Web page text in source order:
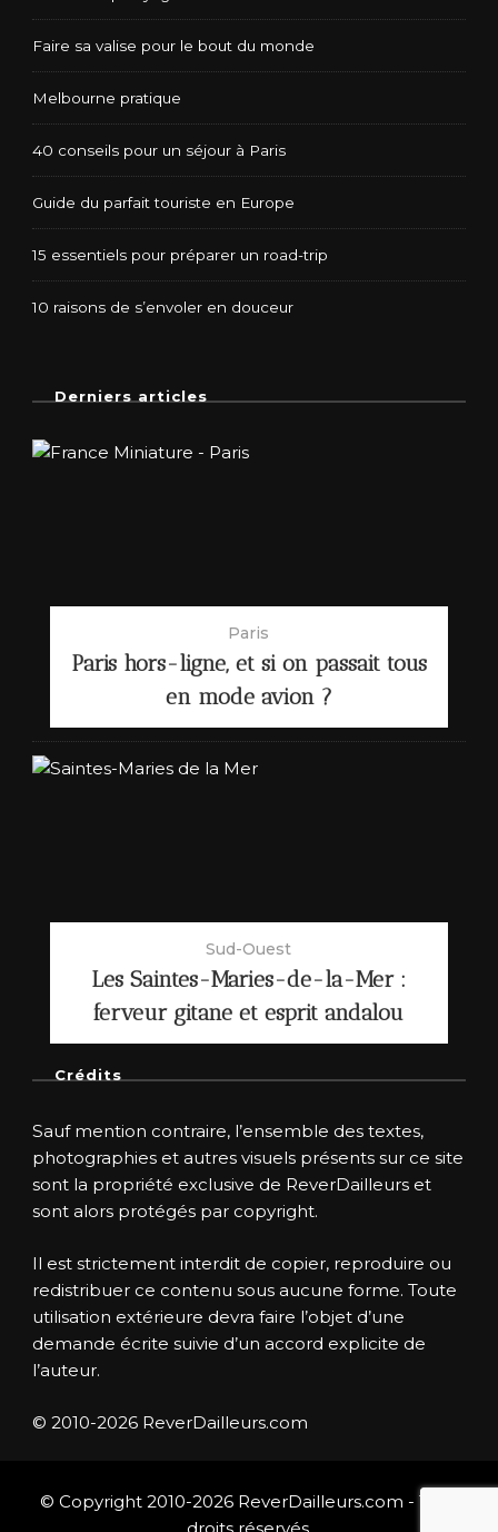
Faire sa valise pour le bout du monde
Melbourne pratique
40 conseils pour un séjour à Paris
Guide du parfait touriste en Europe
15 essentiels pour préparer un road-trip
10 raisons de s’envoler en douceur
Derniers articles
Paris
Paris hors-ligne, et si on passait tous
en mode avion ?
Sud-Ouest
Les Saintes-Maries-de-la-Mer :
ferveur gitane et esprit andalou
Crédits
Sauf mention contraire, l’ensemble des textes,
photographies et autres visuels présents sur ce site
sont la propriété exclusive de ReverDailleurs et
sont alors protégés par copyright.
Il est strictement interdit de copier, reproduire ou
redistribuer ce contenu sous aucune forme. Toute
utilisation extérieure devra faire l’objet d’une
demande écrite suivie d’un accord explicite de
l’auteur.
© 2010-2026 ReverDailleurs.com
© Copyright 2010-2026 ReverDailleurs.com - Tous